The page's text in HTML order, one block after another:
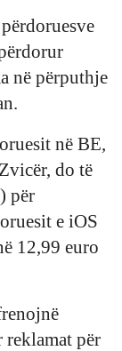
në përputhje
në BE,
do të
për
e iOS
12,99 euro
reklamat për